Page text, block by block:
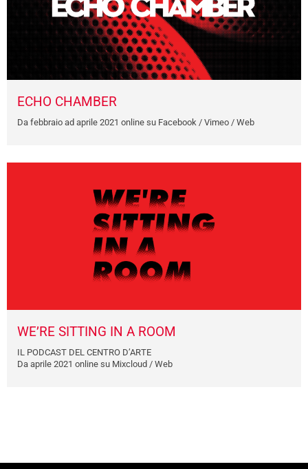
ECHO CHAMBER
Da febbraio ad aprile 2021 online su Facebook / Vimeo / Web
WE’RE SITTING IN A ROOM
IL PODCAST DEL CENTRO D’ARTE
Da aprile 2021 online su Mixcloud / Web